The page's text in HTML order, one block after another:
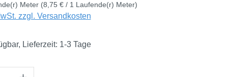
Meter (8,75 € / 1 Laufende(r) Meter)
zzgl. Versandkosten
Lieferzeit: 1-3 Tage